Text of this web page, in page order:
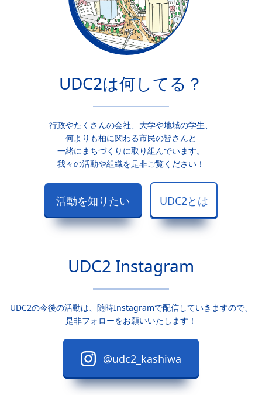
UDC2は何してる？
行政やたくさんの会社、大学や地域の学生、
何よりも柏に関わる市民の皆さんと
一緒にまちづくりに取り組んでいます。
我々の活動や組織を是非ご覧ください！
活動を知りたい UDC2とは
UDC2 Instagram
UDC2の今後の活動は、随時Instagramで配信していきますので、
是非フォローをお願いいたします！
@udc2_kashiwa